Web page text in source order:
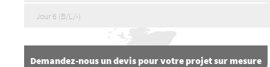
Jour 6 (B/L/-)
Demandez-nous un devis pour votre projet sur mesure